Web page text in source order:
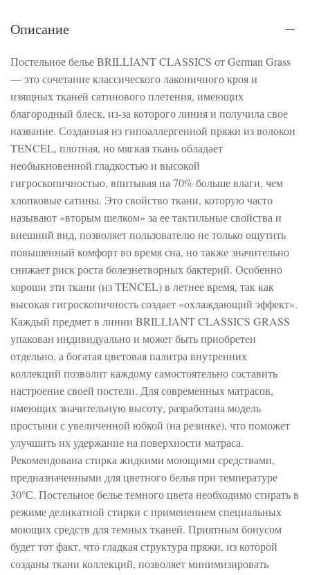
Описание
Постельное белье BRILLIANT CLASSICS от German Grass
— это сочетание классического лаконичного кроя и
изящных тканей сатинового плетения, имеющих
благородный блеск, из-за которого линия и получила свое
название. Созданная из гипоаллергенной пряжи из волокон
TENCEL, плотная, но мягкая ткань обладает
необыкновенной гладкостью и высокой
гигроскопичностью, впитывая на 70% больше влаги, чем
хлопковые сатины. Это свойство ткани, которую часто
называют «вторым шелком» за ее тактильные свойства и
внешний вид, позволяет пользователю не только ощутить
повышенный комфорт во время сна, но также значительно
снижает риск роста болезнетворных бактерий. Особенно
хороши эти ткани (из TENCEL) в летнее время, так как
высокая гигроскопичность создает «охлаждающий эффект».
Каждый предмет в линии BRILLIANT CLASSICS GRASS
упакован индивидуально и может быть приобретен
отдельно, а богатая цветовая палитра внутренних
коллекций позволит каждому самостоятельно составить
настроение своей постели. Для современных матрасов,
имеющих значительную высоту, разработана модель
простыни с увеличенной юбкой (на резинке), что поможет
улучшить их удержание на поверхности матраса.
Рекомендована стирка жидкими моющими средствами,
предназначенными для цветного белья при температуре
30°С. Постельное белье темного цвета необходимо стирать в
режиме деликатной стирки с применением специальных
моющих средств для темных тканей. Приятным бонусом
будет тот факт, что гладкая структура пряжи, из которой
созданы ткани коллекций, позволяет минимизировать